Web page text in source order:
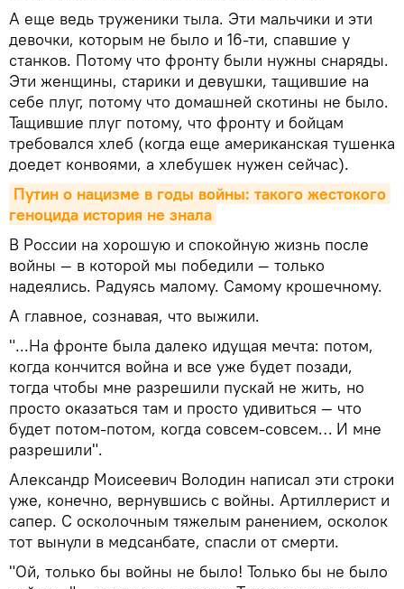
А еще ведь труженики тыла. Эти мальчики и эти
девочки, которым не было и 16-ти, спавшие у
станков. Потому что фронту были нужны снаряды.
Эти женщины, старики и девушки, тащившие на
себе плуг, потому что домашней скотины не было.
Тащившие плуг потому, что фронту и бойцам
требовался хлеб (когда еще американская тушенка
доедет конвоями, а хлебушек нужен сейчас).
Путин о нацизме в годы войны: такого жестокого
геноцида история не знала
В России на хорошую и спокойную жизнь после
войны — в которой мы победили — только
надеялись. Радуясь малому. Самому крошечному.
А главное, сознавая, что выжили.
"...На фронте была далеко идущая мечта: потом,
когда кончится война и все уже будет позади,
тогда чтобы мне разрешили пускай не жить, но
просто оказаться там и просто удивиться — что
будет потом-потом, когда совсем-совсем… И мне
разрешили".
Александр Моисеевич Володин написал эти строки
уже, конечно, вернувшись с войны. Артиллерист и
сапер. С осколочным тяжелым ранением, осколок
тот вынули в медсанбате, спасли от смерти.
"Ой, только бы войны не было! Только бы не было